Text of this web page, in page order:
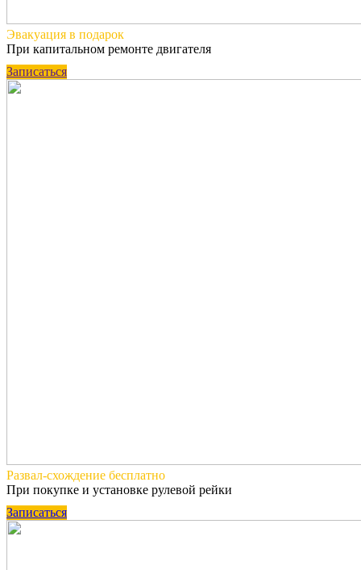
Эвакуация в подарок
При капитальном ремонте двигателя
Записаться
Развал-схождение бесплатно
При покупке и установке рулевой рейки
Записаться